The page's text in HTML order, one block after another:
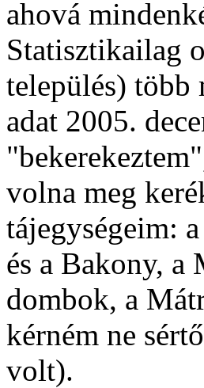
ahová
Statisztikailag
település) több
adat 2005.
volna meg
tájegységeim:
és a Bakony, a
dombok, a
kérném ne
volt).